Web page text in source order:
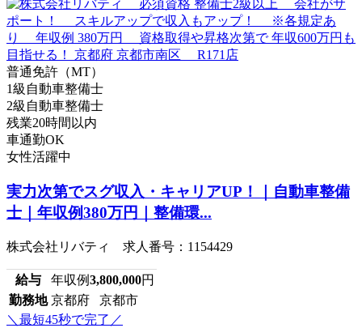
普通免許（MT）
1級自動車整備士
2級自動車整備士
残業20時間以内
車通勤OK
女性活躍中
実力次第でスグ収入・キャリアUP！｜自動車整備
士｜年収例380万円｜整備環...
株式会社リバティ 求人番号：1154429
給与 年収例3,800,000円
勤務地 京都府 京都市
＼最短45秒で完了／